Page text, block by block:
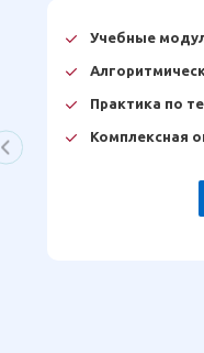
Учебные
Практика по
Комплексная